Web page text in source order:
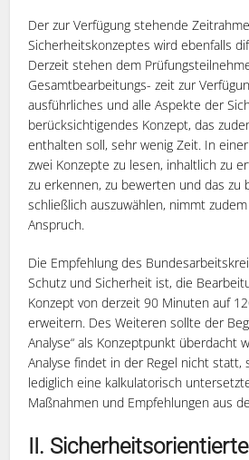
Der zur Verfügung stehende
Sicherheitskonzeptes wird ebenfalls
Derzeit stehen dem
Gesamtbearbeitungs- zeit zur
ausführliches und alle Aspekte der
berücksichtigendes Konzept, das
enthalten soll, sehr wenig Zeit. In
zwei Konzepte zu lesen, inhaltlich zu
zu erkennen, zu bewerten und das zu
schließlich auszuwählen, nimmt
Anspruch.
Die Empfehlung des
Schutz und Sicherheit ist, die
Konzept von derzeit 90 Minuten auf
erweitern. Des Weiteren sollte der
Analyse“ als Konzeptpunkt überdacht
Analyse findet in der Regel nicht statt,
lediglich eine kalkulatorisch
Maßnahmen und Empfehlungen aus
II.